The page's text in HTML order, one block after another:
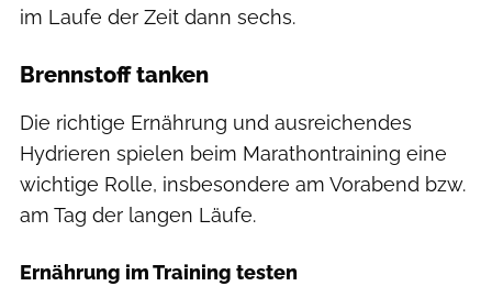
im Laufe der Zeit dann sechs.
Brennstoff tanken
Die richtige Ernährung und ausreichendes
Hydrieren spielen beim Marathontraining eine
wichtige Rolle, insbesondere am Vorabend bzw.
am Tag der langen Läufe.
Ernährung im Training testen